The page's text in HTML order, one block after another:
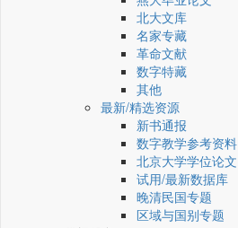
北大文库
名家专藏
革命文献
数字特藏
其他
最新/精选资源
新书通报
数字教学参考资料
北京大学学位论文
试用/最新数据库
晚清民国专题
区域与国别专题